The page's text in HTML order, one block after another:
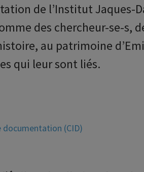
de l’Institut Jaques-
des chercheur-se-s,
au patrimoine
qui leur sont liés.
(CID)